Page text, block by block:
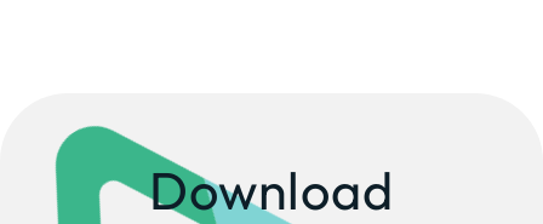
Download